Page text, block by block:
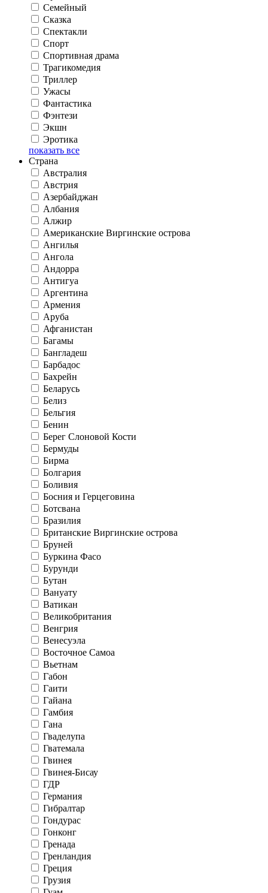
Семейный
Сказка
Спектакли
Спорт
Спортивная драма
Трагикомедия
Триллер
Ужасы
Фантастика
Фэнтези
Экшн
Эротика
показать все
Страна
Австралия
Австрия
Азербайджан
Албания
Алжир
Американские Виргинские острова
Ангилья
Ангола
Андорра
Антигуа
Аргентина
Армения
Аруба
Афганистан
Багамы
Бангладеш
Барбадос
Бахрейн
Беларусь
Белиз
Бельгия
Бенин
Берег Слоновой Кости
Бермуды
Бирма
Болгария
Боливия
Босния и Герцеговина
Ботсвана
Бразилия
Британские Виргинские острова
Бруней
Буркина Фасо
Бурунди
Бутан
Вануату
Ватикан
Великобритания
Венгрия
Венесуэла
Восточное Самоа
Вьетнам
Габон
Гаити
Гайана
Гамбия
Гана
Гваделупа
Гватемала
Гвинея
Гвинея-Бисау
ГДР
Германия
Гибралтар
Гондурас
Гонконг
Гренада
Гренландия
Греция
Грузия